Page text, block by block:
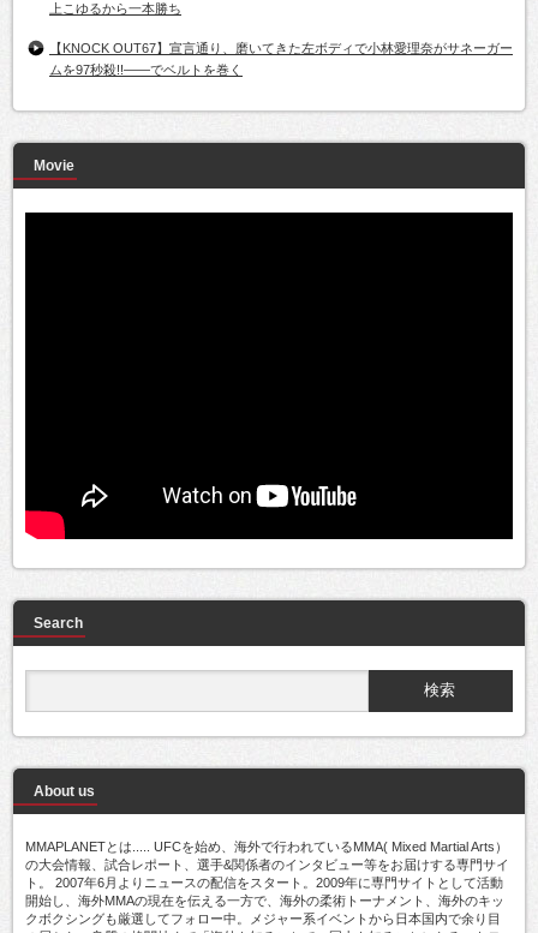
上こゆるから一本勝ち
【KNOCK OUT67】宣言通り、磨いてきた左ボディで小林愛理奈がサネーガー
ムを97秒殺!!――でベルトを巻く
Movie
Search
About us
MMAPLANETとは..... UFCを始め、海外で行われているMMA( Mixed Martial Arts）
の大会情報、試合レポート、選手&関係者のインタビュー等をお届けする専門サイ
ト。 2007年6月よりニュースの配信をスタート。2009年に専門サイトとして活動
開始し、海外MMAの現在を伝える一方で、海外の柔術トーナメント、海外のキッ
クボクシングも厳選してフォロー中。メジャー系イベントから日本国内で余り目